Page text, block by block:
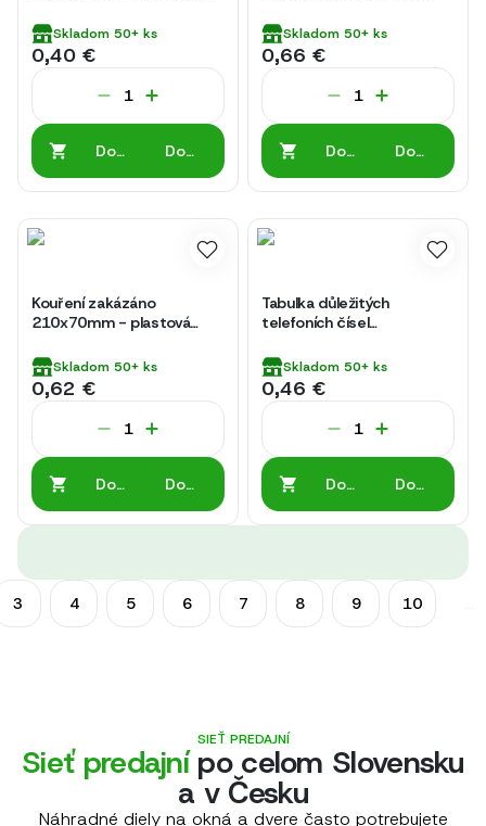
Skladom 50+ ks
0,40 €
Do
Do
Skladom 50+ ks
0,66 €
Do
Do
Kouření zakázáno
210x70mm - plastová
Skladom 50+ ks
0,62 €
Do
Do
Tabulka důležitých
telefoních čísel
Skladom 50+ ks
0,46 €
Do
Do
3 4 5 6 7 8 9 10
SIEŤ PREDAJNÍ
Sieť predajnípo celom Slovensku
a v Česku
Náhradné diely na okná a dvere často potrebujete